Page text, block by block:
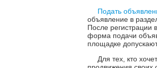
Подать
объявление в
После регистрации
форма подачи
площадке
Для тех, кто